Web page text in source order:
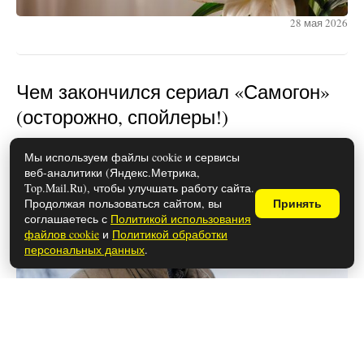
28 мая 2026
Чем закончился сериал «Самогон»
(осторожно, спойлеры!)
Мы используем файлы cookie и сервисы
веб-аналитики (Яндекс.Метрика,
Top.Mail.Ru), чтобы улучшать работу сайта.
Продолжая пользоваться сайтом, вы
соглашаетесь с Политикой использования
файлов cookie и Политикой обработки
персональных данных.
Принять